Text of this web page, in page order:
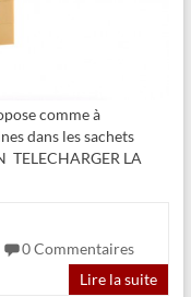
comme à
dans les sachets
TELECHARGER LA
0 Commentaires
Lire la suite